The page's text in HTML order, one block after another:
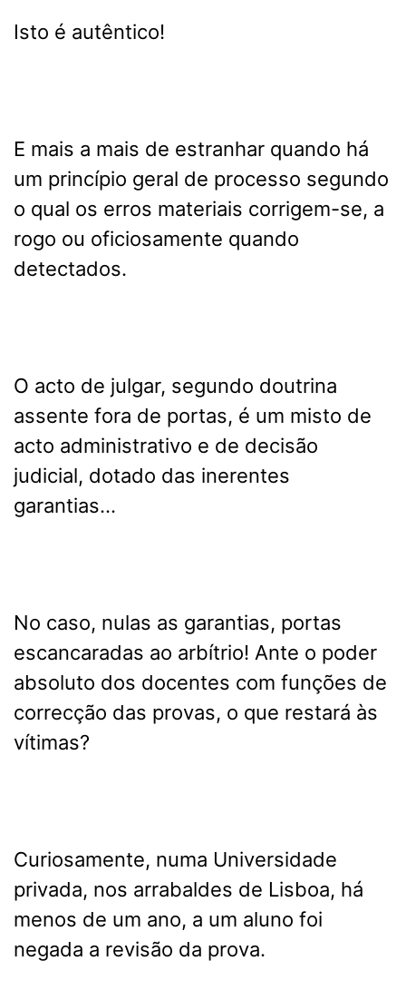
Isto é autêntico!
E mais a mais de estranhar quando há
um princípio geral de processo segundo
o qual os erros materiais corrigem-se, a
rogo ou oficiosamente quando
detectados.
O acto de julgar, segundo doutrina
assente fora de portas, é um misto de
acto administrativo e de decisão
judicial, dotado das inerentes
garantias...
No caso, nulas as garantias, portas
escancaradas ao arbítrio! Ante o poder
absoluto dos docentes com funções de
correcção das provas, o que restará às
vítimas?
Curiosamente, numa Universidade
privada, nos arrabaldes de Lisboa, há
menos de um ano, a um aluno foi
negada a revisão da prova.